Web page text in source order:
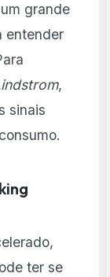
grande
entender
,
sinais
ter se